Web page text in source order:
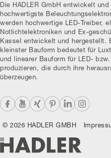
Die HADLER GmbH entwickelt
hochwertigste
werden hochwertige LED-Treiber,
Notlichtelektroniken und Ex-
Kassel entwickelt und hergestellt.
kleinster Bauform bedeutet für
und linearer Bauform für LED-
produzieren, die durch ihre
überzeugen.
© 2026 HADLER GMBH